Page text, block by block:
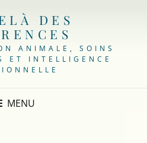
DES
ANIMALE, SOINS
ET INTELLIGENCE
MENU